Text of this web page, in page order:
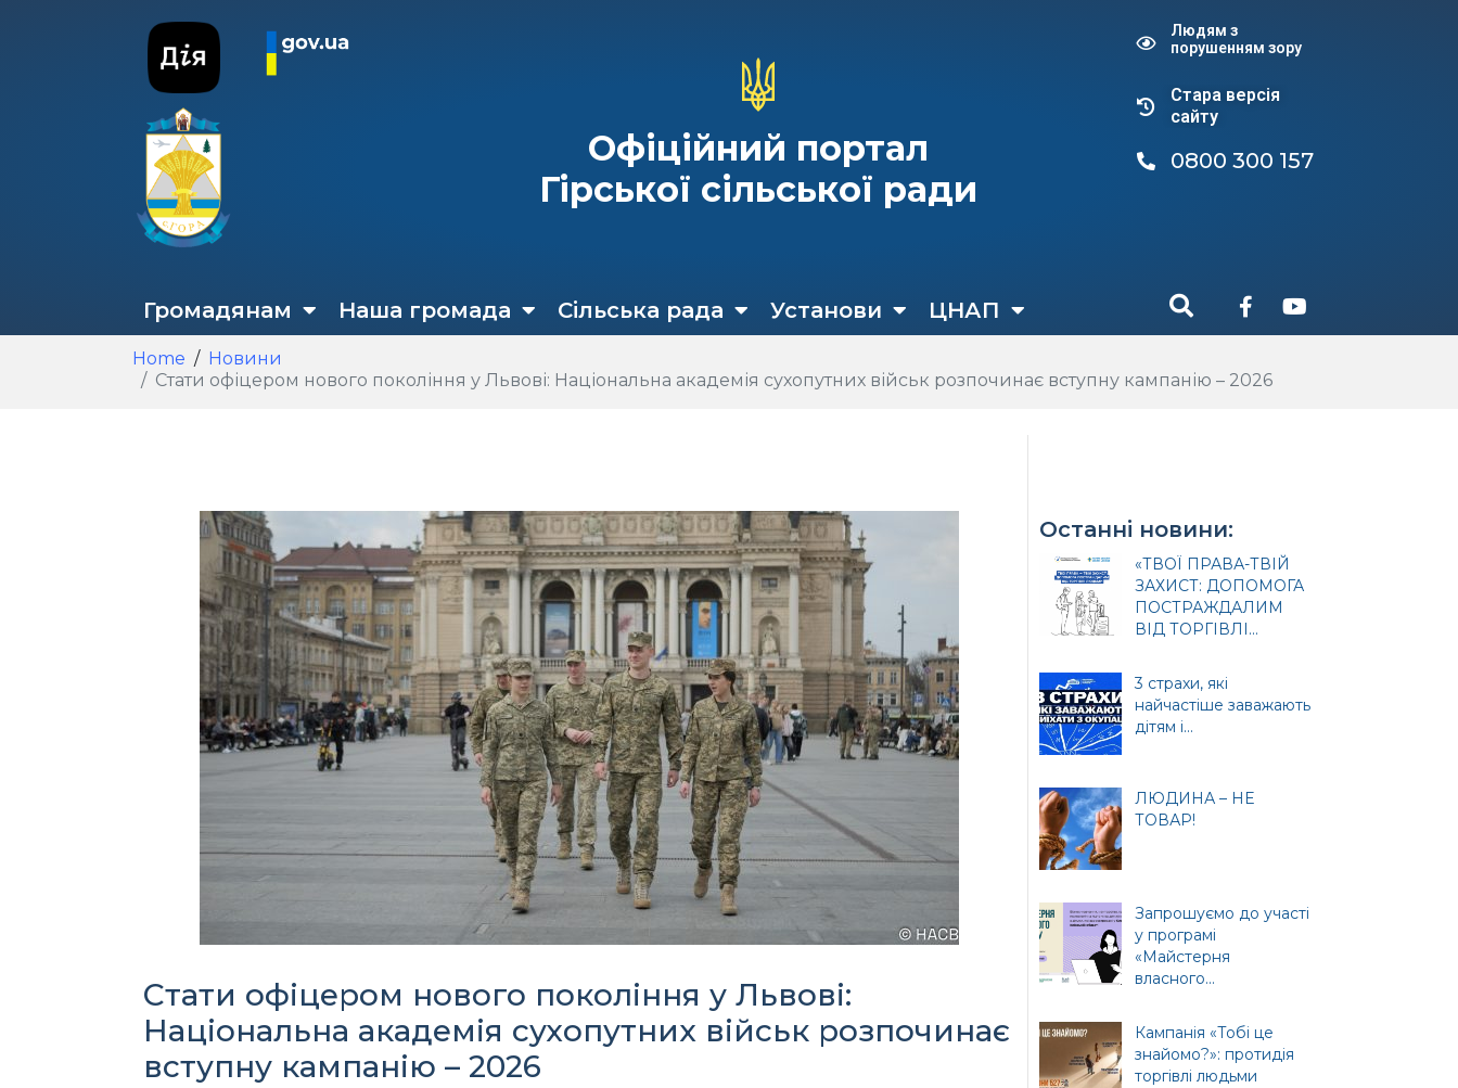
Офіційний портал
Гірської сільської ради
Людям з
порушенням зору
Стара версiя
сайту
0800 300 157
Громадянам Наша громада Сільська рада Установи ЦНАП
Home
Новини
Стати офіцером нового покоління у Львові: Національна академія сухопутних військ розпочинає вступну кампанію – 2026
Стати офіцером нового покоління у Львові:
Національна академія сухопутних військ розпочинає
вступну кампанію – 2026
Останні новини:
«ТВОЇ ПРАВА-ТВІЙ
ЗАХИСТ: ДОПОМОГА
ПОСТРАЖДАЛИМ
ВІД ТОРГІВЛІ...
3 страхи, які
найчастіше заважають
дітям і...
ЛЮДИНА – НЕ
ТОВАР!
Запрошуємо до участі
у програмі
«Майстерня
власного...
Кампанія «Тобі це
знайомо?»: протидія
торгівлі людьми